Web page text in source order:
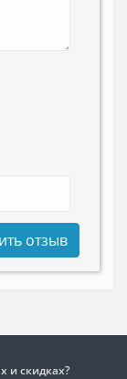
отзыв
и скидках?